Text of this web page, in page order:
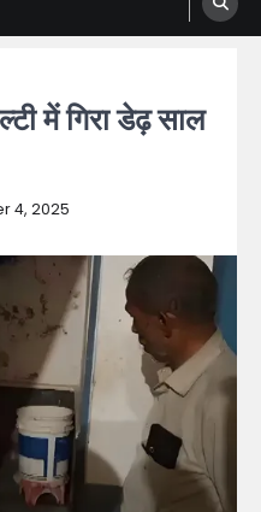
में गिरा डेढ़ साल
4, 2025